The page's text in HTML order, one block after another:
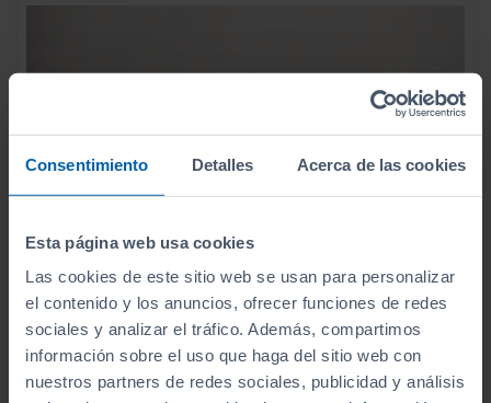
Consentimiento Detalles Acerca de las cookies
Esta página web usa cookies
Las cookies de este sitio web se usan para personalizar
el contenido y los anuncios, ofrecer funciones de redes
sociales y analizar el tráfico. Además, compartimos
información sobre el uso que haga del sitio web con
nuestros partners de redes sociales, publicidad y análisis
HYUNDAI I30
1.0 TGDI N LINE 30 ANIVERSARIO
17.490
208